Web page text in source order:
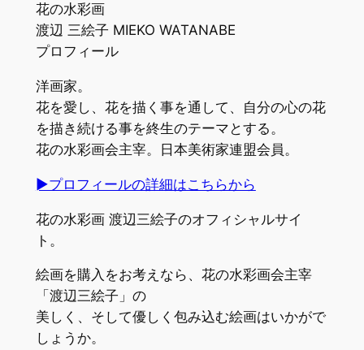
花の水彩画
渡辺 三絵子 MIEKO WATANABE
プロフィール
洋画家。
花を愛し、花を描く事を通して、自分の心の花
を描き続ける事を終生のテーマとする。
花の水彩画会主宰。日本美術家連盟会員。
►プロフィールの詳細はこちらから
花の水彩画 渡辺三絵子のオフィシャルサイ
ト。
絵画を購入をお考えなら、花の水彩画会主宰
「渡辺三絵子」の
美しく、そして優しく包み込む絵画はいかがで
しょうか。